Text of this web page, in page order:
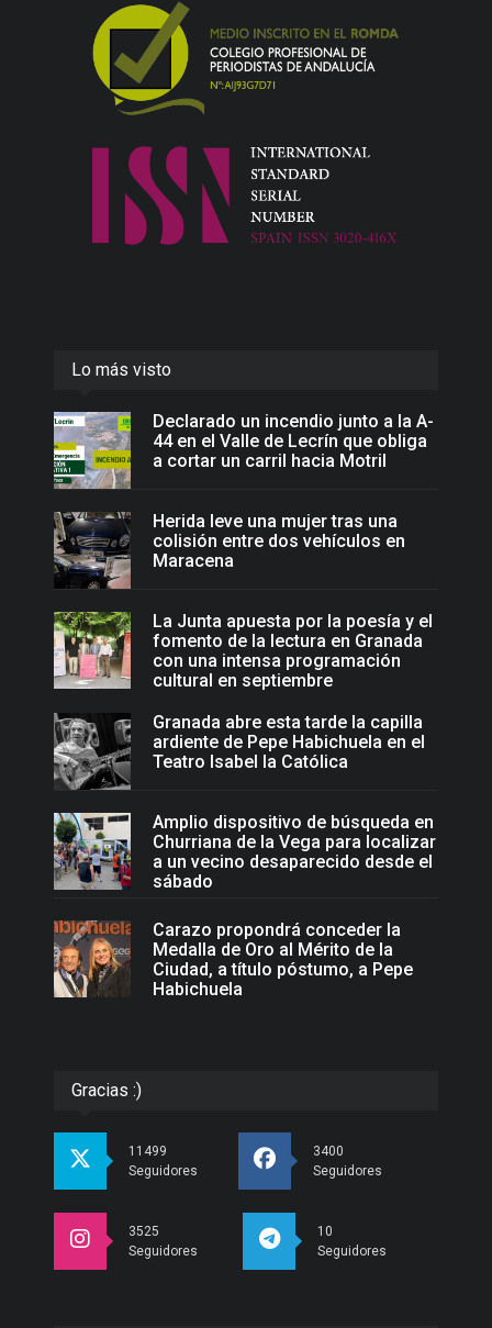
Lo más visto
Declarado un incendio junto a la A-
44 en el Valle de Lecrín que obliga
a cortar un carril hacia Motril
Herida leve una mujer tras una
colisión entre dos vehículos en
Maracena
La Junta apuesta por la poesía y el
fomento de la lectura en Granada
con una intensa programación
cultural en septiembre
Granada abre esta tarde la capilla
ardiente de Pepe Habichuela en el
Teatro Isabel la Católica
Amplio dispositivo de búsqueda en
Churriana de la Vega para localizar
a un vecino desaparecido desde el
sábado
Carazo propondrá conceder la
Medalla de Oro al Mérito de la
Ciudad, a título póstumo, a Pepe
Habichuela
Gracias :)
11499
Seguidores
3400
Seguidores
3525
Seguidores
10
Seguidores